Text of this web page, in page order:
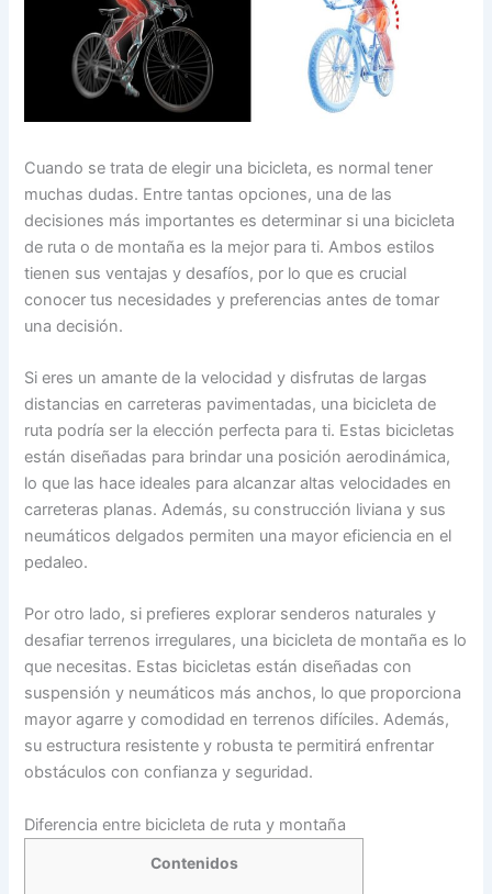
Cuando se trata de elegir una bicicleta, es normal tener
muchas dudas. Entre tantas opciones, una de las
decisiones más importantes es determinar si una bicicleta
de ruta o de montaña es la mejor para ti. Ambos estilos
tienen sus ventajas y desafíos, por lo que es crucial
conocer tus necesidades y preferencias antes de tomar
una decisión.
Si eres un amante de la velocidad y disfrutas de largas
distancias en carreteras pavimentadas, una bicicleta de
ruta podría ser la elección perfecta para ti. Estas bicicletas
están diseñadas para brindar una posición aerodinámica,
lo que las hace ideales para alcanzar altas velocidades en
carreteras planas. Además, su construcción liviana y sus
neumáticos delgados permiten una mayor eficiencia en el
pedaleo.
Por otro lado, si prefieres explorar senderos naturales y
desafiar terrenos irregulares, una bicicleta de montaña es lo
que necesitas. Estas bicicletas están diseñadas con
suspensión y neumáticos más anchos, lo que proporciona
mayor agarre y comodidad en terrenos difíciles. Además,
su estructura resistente y robusta te permitirá enfrentar
obstáculos con confianza y seguridad.
Diferencia entre bicicleta de ruta y montaña
Contenidos